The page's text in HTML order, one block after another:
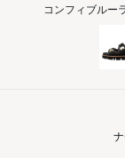
コンフィブルー